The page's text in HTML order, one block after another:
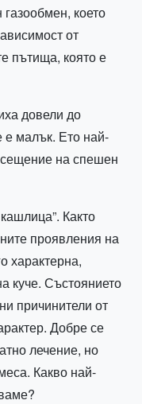
което
от
пътища, която е
довели до
е малък. Ето най-
на спешен
Както
проявления на
характерна,
куче. Състоянието
причинители от
Добре се
лечение, но
Какво най-